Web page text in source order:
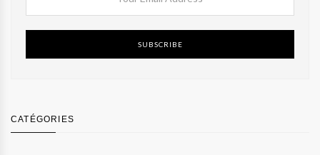
SUBSCRIBE
CATÉGORIES